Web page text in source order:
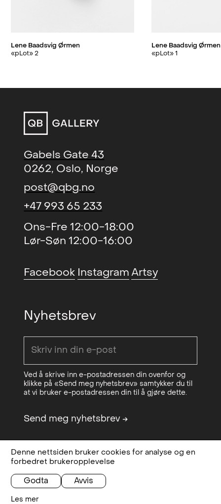
Denne nettsiden bruker cookies for analyse og en
forbedret brukeropplevelse
Godta Avvis
Les mer
Lene Baadsvig Ørmen
«pLot» 2
Lene Baadsvig Ørmen
«pLot» 1
Gabels Gate 43
0262, Oslo, Norge
post@qbg.no
+47 993 65 233
Ons-Fre 12:00-18:00
Lør-Søn 12:00-16:00
Facebook InstagramArtsy
Nyhetsbrev
Ved å skrive inn e-postadressen din ovenfor og
klikke på «Send meg nyhetsbrev» samtykker du til
at vi bruker e-postadressen din til å gjøre dette.
Send meg nyhetsbrev →
Design & code:Bielke&Yang
Sponsored byOCA - Office for
Contemporary Art Norway
Personvern,